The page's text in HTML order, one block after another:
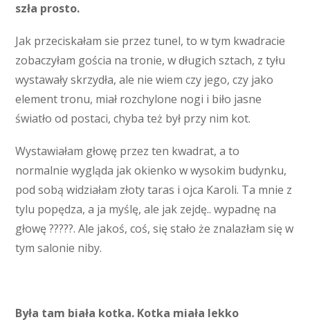
szła prosto.
Jak przeciskałam sie przez tunel, to w tym kwadracie
zobaczyłam gościa na tronie, w długich sztach, z tyłu
wystawały skrzydła, ale nie wiem czy jego, czy jako
element tronu, miał rozchylone nogi i biło jasne
światło od postaci, chyba też był przy nim kot.
Wystawiałam głowę przez ten kwadrat, a to
normalnie wygląda jak okienko w wysokim budynku,
pod sobą widziałam złoty taras i ojca Karoli. Ta mnie z
tylu popędza, a ja myślę, ale jak zejdę.. wypadnę na
głowę ?????. Ale jakoś, coś, się stało że znalazłam się w
tym salonie niby.
Była tam biała kotka. Kotka miała lekko